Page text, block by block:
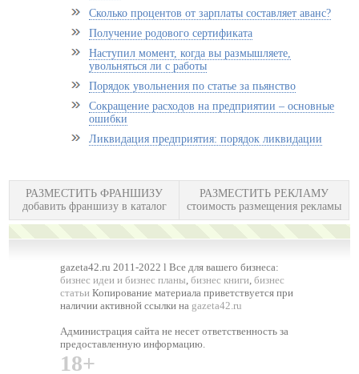
Сколько процентов от зарплаты составляет аванс?
Получение родового сертификата
Наступил момент, когда вы размышляете,
увольняться ли с работы
Порядок увольнения по статье за пьянство
Сокращение расходов на предприятии – основные
ошибки
Ликвидация предприятия: порядок ликвидации
РАЗМЕСТИТЬ ФРАНШИЗУ
добавить франшизу в каталог
РАЗМЕСТИТЬ РЕКЛАМУ
стоимость размещения рекламы
gazeta42.ru 2011-2022 l Все для вашего бизнеса:
бизнес идеи и бизнес планы,бизнес книги,бизнес
статьи Копирование материала приветствуется при
наличии активной ссылки на gazeta42.ru
Администрация сайта не несет ответственность за
предоставленную информацию.
18+